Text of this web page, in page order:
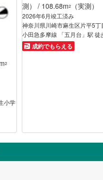
2
小学
測） / 108.68m2 （実測）
2026年6月竣工済み
神奈川県川崎市麻生区片平5丁
小田急多摩線 「五月台」駅 徒
成約でもらえる